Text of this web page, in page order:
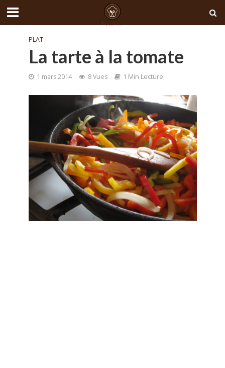
PLAT
La tarte à la tomate
1 mars 2014 8 Vues 1 Min Lecture